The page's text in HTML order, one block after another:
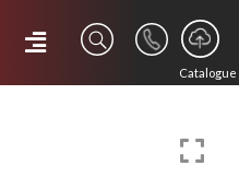
Catalogue